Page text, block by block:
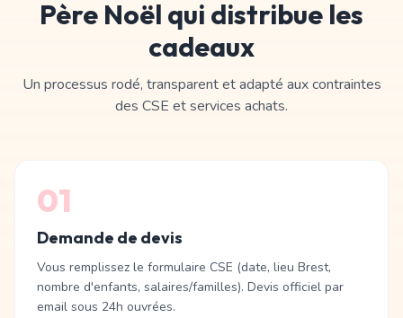
Père Noël qui distribue les
cadeaux
Un processus rodé, transparent et adapté aux contraintes
des CSE et services achats.
01
Demande de devis
Vous remplissez le formulaire CSE (date, lieu Brest,
nombre d'enfants, salaires/familles). Devis officiel par
email sous 24h ouvrées.